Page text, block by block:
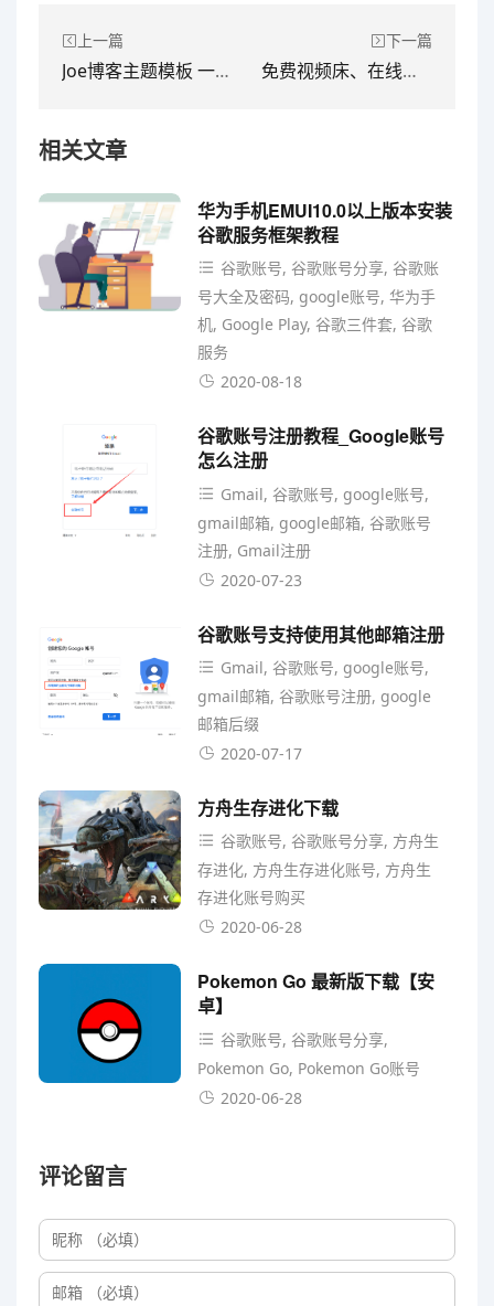
上一篇
Joe博客主题模板 一款基于Typecho博客的双栏极致优化主题
下一篇
免费视频床、在线视频上传
相关文章
华为手机EMUI10.0以上版本安装
谷歌服务框架教程
谷歌账号, 谷歌账号分享, 谷歌账
号大全及密码, google账号, 华为手
机, Google Play, 谷歌三件套, 谷歌
服务
2020-08-18
谷歌账号注册教程_Google账号
怎么注册
Gmail, 谷歌账号, google账号,
gmail邮箱, google邮箱, 谷歌账号
注册, Gmail注册
2020-07-23
谷歌账号支持使用其他邮箱注册
Gmail, 谷歌账号, google账号,
gmail邮箱, 谷歌账号注册, google
邮箱后缀
2020-07-17
方舟生存进化下载
谷歌账号, 谷歌账号分享, 方舟生
存进化, 方舟生存进化账号, 方舟生
存进化账号购买
2020-06-28
Pokemon Go 最新版下载【安
卓】
谷歌账号, 谷歌账号分享,
Pokemon Go, Pokemon Go账号
2020-06-28
评论留言